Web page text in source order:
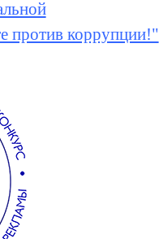
против коррупции!"